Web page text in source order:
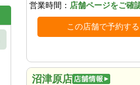
営業時間： 店舗ページをご確
この店舗で予約する
沼津原店